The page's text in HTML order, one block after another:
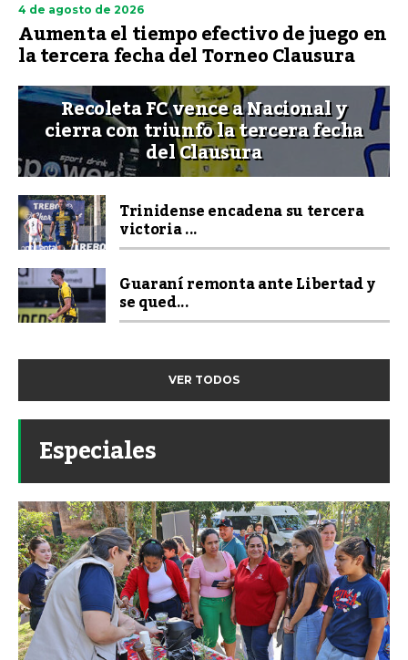
4 de agosto de 2026
Aumenta el tiempo efectivo de juego en
la tercera fecha del Torneo Clausura
Recoleta FC vence a Nacional y
cierra con triunfo la tercera fecha
del Clausura
Trinidense encadena su tercera
victoria ...
Guaraní remonta ante Libertad y
se qued...
VER TODOS
Especiales